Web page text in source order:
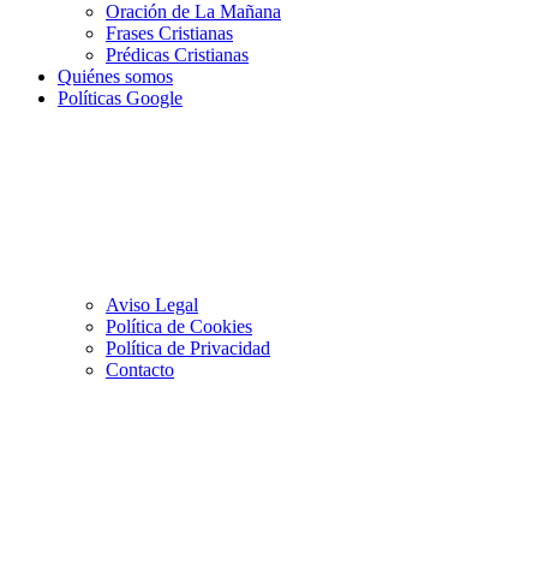
Oración de La Mañana
Frases Cristianas
Prédicas Cristianas
Quiénes somos
Políticas Google
Aviso Legal
Política de Cookies
Política de Privacidad
Contacto